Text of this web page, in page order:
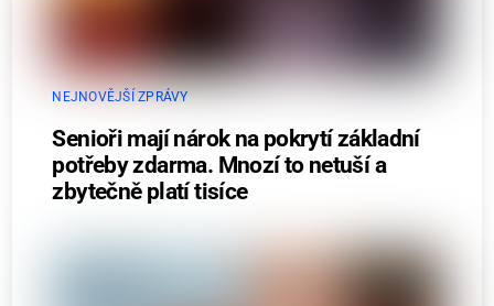
NEJNOVĚJŠÍ ZPRÁVY
Senioři mají nárok na pokrytí základní
potřeby zdarma. Mnozí to netuší a
zbytečně platí tisíce